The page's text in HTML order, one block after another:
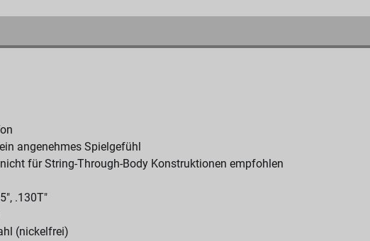
angenehmes Spielgefühl
für String-Through-Body Konstruktionen empfohlen
.130T"
(nickelfrei)